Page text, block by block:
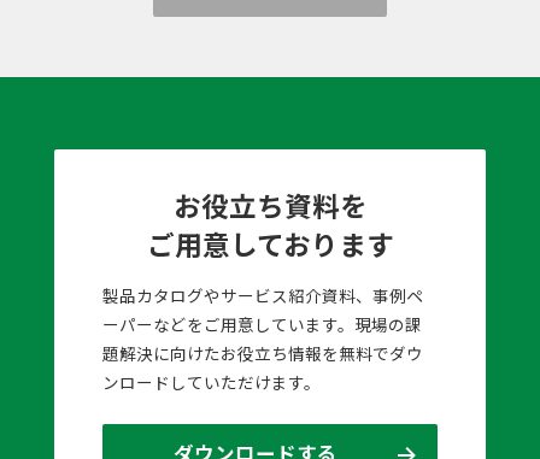
お役立ち資料を
ご用意しております
製品カタログやサービス紹介資料、事例ペ
ーパーなどをご用意しています。現場の課
題解決に向けたお役立ち情報を無料でダウ
ンロードしていただけます。
ダウンロードする